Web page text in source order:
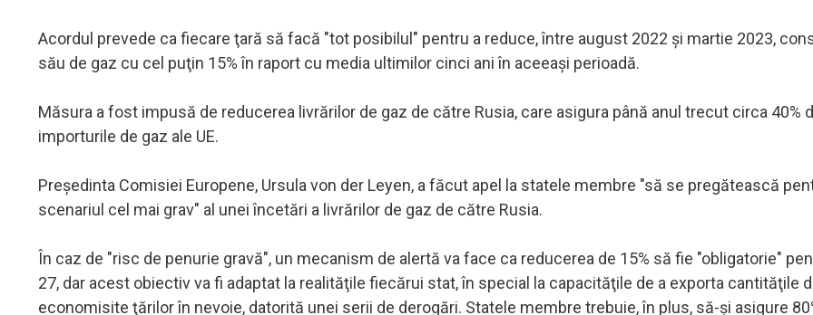
Acordul prevede ca fiecare ţară să facă "tot posibilul" pentru a reduce, între august 2022 şi martie 2023,
său de gaz cu cel puţin 15% în raport cu media ultimilor cinci ani în aceeaşi perioadă.
Măsura a fost impusă de reducerea livrărilor de gaz de către Rusia, care asigura până anul trecut circa 40%
importurile de gaz ale UE.
Preşedinta Comisiei Europene, Ursula von der Leyen, a făcut apel la statele membre "să se pregătească
scenariul cel mai grav" al unei încetări a livrărilor de gaz de către Rusia.
În caz de "risc de penurie gravă", un mecanism de alertă va face ca reducerea de 15% să fie "obligatorie"
27, dar acest obiectiv va fi adaptat la realităţile fiecărui stat, în special la capacităţile de a exporta cantităţile
economisite ţărilor în nevoie, datorită unei serii de derogări. Statele membre trebuie, în plus, să-şi asigure